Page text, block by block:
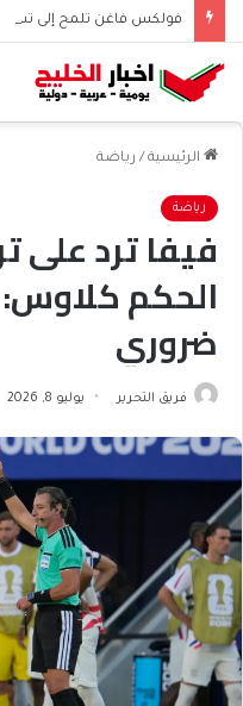
فولكس فاغن تلمح إلى تسريح 50 ألف موظف
الرئيسية / رياضة
رياضة
فيفا ترد على
الحكم كلاوس:
ضروري
فريق التحرير يوليو 8, 2026